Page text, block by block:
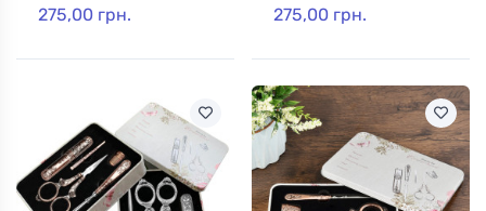
275,00 грн. 275,00 грн.